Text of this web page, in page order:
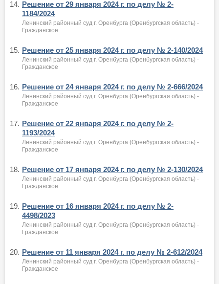
14. Решение от 29 января 2024 г. по делу № 2-
1184/2024
Ленинский районный суд г. Оренбурга (Оренбургская область) -
Гражданское
15. Решение от 25 января 2024 г. по делу № 2-140/2024
Ленинский районный суд г. Оренбурга (Оренбургская область) -
Гражданское
16. Решение от 24 января 2024 г. по делу № 2-666/2024
Ленинский районный суд г. Оренбурга (Оренбургская область) -
Гражданское
17. Решение от 22 января 2024 г. по делу № 2-
1193/2024
Ленинский районный суд г. Оренбурга (Оренбургская область) -
Гражданское
18. Решение от 17 января 2024 г. по делу № 2-130/2024
Ленинский районный суд г. Оренбурга (Оренбургская область) -
Гражданское
19. Решение от 16 января 2024 г. по делу № 2-
4498/2023
Ленинский районный суд г. Оренбурга (Оренбургская область) -
Гражданское
20. Решение от 11 января 2024 г. по делу № 2-612/2024
Ленинский районный суд г. Оренбурга (Оренбургская область) -
Гражданское